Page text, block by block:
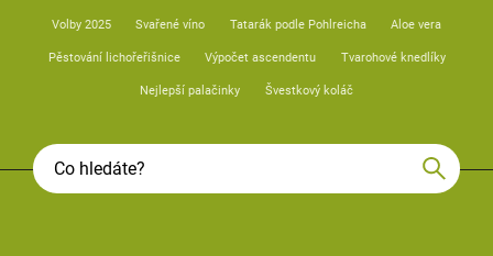
Volby 2025 Svařené víno Tatarák podle Pohlreicha Aloe vera
Pěstování lichořeřišnice Výpočet ascendentu Tvarohové knedlíky
Nejlepší palačinky Švestkový koláč